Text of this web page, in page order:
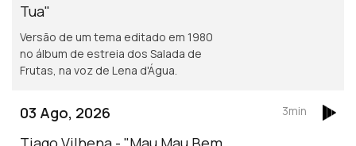
Tua"
Versão de um tema editado em 1980
no álbum de estreia dos Salada de
Frutas, na voz de Lena d'Água.
03 Ago, 2026
3min